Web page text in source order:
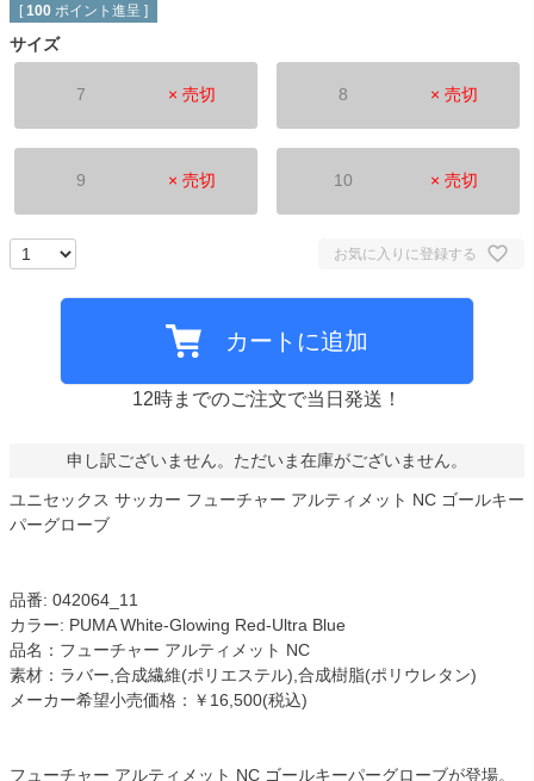
[ 100 ポイント進呈 ]
サイズ
7 × 売切 8 × 売切
9 × 売切 10 × 売切
お気に入りに登録する
カートに追加
12時までのご注文で当日発送！
申し訳ございません。ただいま在庫がございません。
ユニセックス サッカー フューチャー アルティメット NC ゴールキー
パーグローブ
品番: 042064_11
カラー: PUMA White-Glowing Red-Ultra Blue
品名：フューチャー アルティメット NC
素材：ラバー,合成繊維(ポリエステル),合成樹脂(ポリウレタン)
メーカー希望小売価格：￥16,500(税込)
フューチャー アルティメット NC ゴールキーパーグローブが登場。